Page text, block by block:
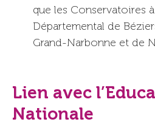
que les Conservatoires
Départemental de
Grand-Narbonne et de
Lien avec
Nationale